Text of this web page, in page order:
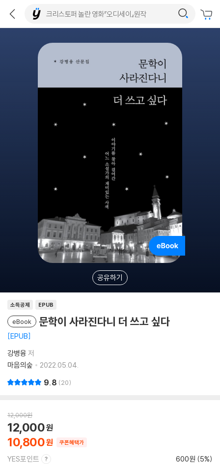
공유하기
소득공제 EPUB
eBook 문학이 사라진다니 더 쓰고 싶다
EPUB
강병융 저
마음의숲
2022.05.04.
9.8 20
12,000원
10,800
12,000
쿠폰혜택가
YES포인트 600원 (5%)